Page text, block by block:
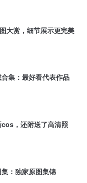
大赏，细节展示更完美
集：最好看代表作品
，还附送了高清照
：独家原图集锦